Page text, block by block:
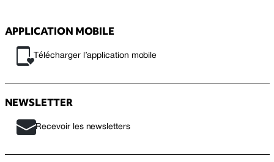
APPLICATION MOBILE
Télécharger l’application mobile
NEWSLETTER
Recevoir les newsletters